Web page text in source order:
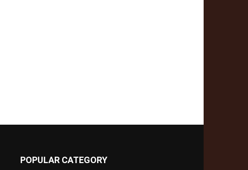
POPULAR CATEGORY